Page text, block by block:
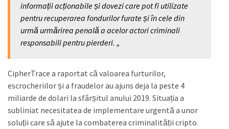
informații acționabile și dovezi care pot fi utilizate
pentru recuperarea fondurilor furate și în cele din
urmă urmărirea penală a acelor actori criminali
responsabili pentru pierderi. „
CipherTrace a raportat că valoarea furturilor,
escrocheriilor și a fraudelor au ajuns deja la peste 4
miliarde de dolari la sfârșitul anului 2019. Situația a
subliniat necesitatea de implementare urgentă a unor
soluții care să ajute la combaterea criminalității cripto.